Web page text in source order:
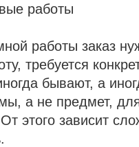
работы
работы заказ
требуется
бывают, а
а не предмет,
этого зависит